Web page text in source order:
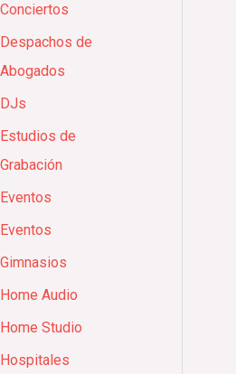
Conciertos
Despachos de
Abogados
DJs
Estudios de
Grabación
Eventos
Eventos
Gimnasios
Home Audio
Home Studio
Hospitales